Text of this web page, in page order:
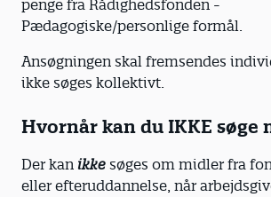
penge fra Rådighedsfonden -
Pædagogiske/personlige formål.
Ansøgningen skal fremsendes
ikke søges kollektivt.
Hvornår kan du IKKE søge
Der kan ikke søges om midler fra
eller efteruddannelse, når